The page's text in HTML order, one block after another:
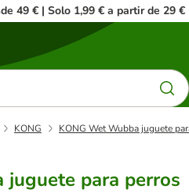
49 € | Solo 1,99 € a partir de 29 €
KONG KONG Wet Wubba juguete
juguete para perros